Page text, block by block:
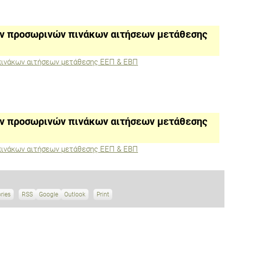
προσωρινών πινάκων αιτήσεων μετάθεσης
αιτήσεων μετάθεσης ΕΕΠ & ΕΒΠ
προσωρινών πινάκων αιτήσεων μετάθεσης
αιτήσεων μετάθεσης ΕΕΠ & ΕΒΠ
RSS
S
Google
S
Outlook Print